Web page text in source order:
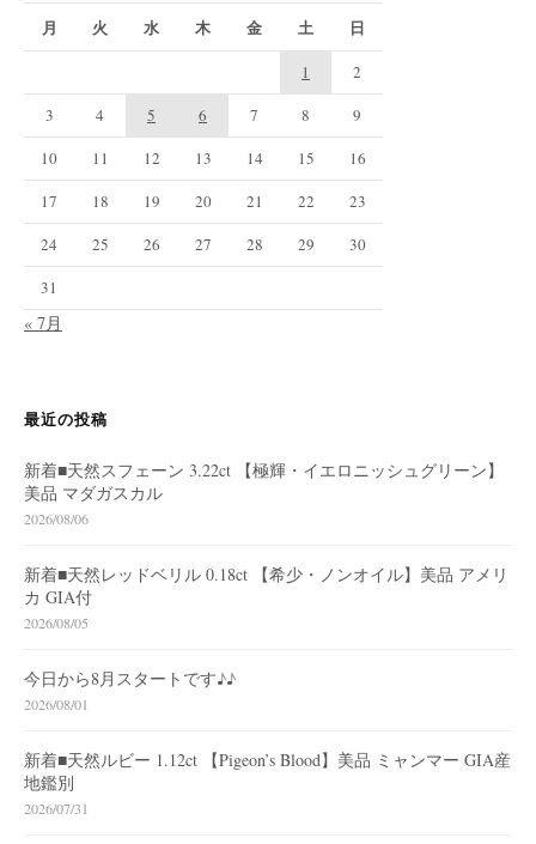
月 火 水 木 金 土 日
1
2
3
4 5 6 7 8
9
10
11 12 13 14 15
16
17
18 19 20 21 22
23
24
25 26 27 28 29
30
31
« 7月
最近の投稿
新着■天然スフェーン 3.22ct 【極輝・イエロニッシュグリーン】
美品 マダガスカル
2026/08/06
新着■天然レッドベリル 0.18ct 【希少・ノンオイル】美品 アメリ
カ GIA付
2026/08/05
今日から8月スタートです♪♪
2026/08/01
新着■天然ルビー 1.12ct 【Pigeon’s Blood】美品 ミャンマー GIA産
地鑑別
2026/07/31